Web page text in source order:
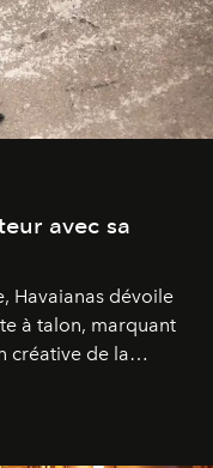
avec sa
Havaianas dévoile
à talon, marquant
créative de la